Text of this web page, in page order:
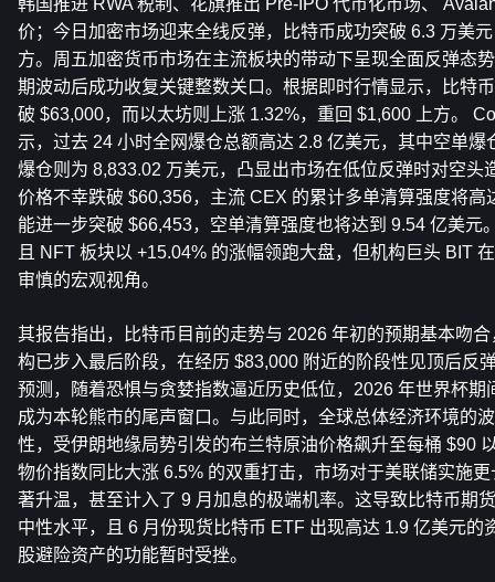
韩国推进 RWA 税制、花旗推出 Pre-IPO 代币化市场、
价；今日加密市场迎来全线反弹，比特币成功突破 6.3 万美
方。周五加密货币市场在主流板块的带动下呈现全面反弹态
期波动后成功收复关键整数关口。根据即时行情显示，比特
破 $63,000，而以太坊则上涨 1.32%，重回 $1,600 上方。
示，过去 24 小时全网爆仓总额高达 2.8 亿美元，其中空单爆
爆仓则为 8,833.02 万美元，凸显出市场在低位反弹时对空头
价格不幸跌破 $60,356，主流 CEX 的累计多单清算强度将高
能进一步突破 $66,453，空单清算强度也将达到 9.54 亿美元
且 NFT 板块以 +15.04% 的涨幅领跑大盘，但机构巨头 BIT
审慎的宏观视角。
其报告指出，比特币目前的走势与 2026 年初的预期基本吻
构已步入最后阶段，在经历 $83,000 附近的阶段性见顶后反
预测，随着恐惧与贪婪指数逼近历史低位，2026 年世界杯期
成为本轮熊市的尾声窗口。与此同时，全球总体经济环境的
性，受伊朗地缘局势引发的布兰特原油价格飙升至每桶 $90
物价指数同比大涨 6.5% 的双重打击，市场对于美联储实施
著升温，甚至计入了 9 月加息的极端机率。这导致比特币期
中性水平，且 6 月份现货比特币 ETF 出现高达 1.9 亿美元的
股避险资产的功能暂时受挫。